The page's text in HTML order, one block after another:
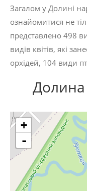
Загалом у Долині
ознайомитися не
представлено 498
видів квітів, які
орхідей, 104 види
Долина
+
-